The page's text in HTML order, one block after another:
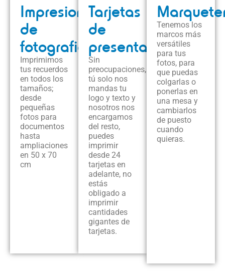
Impresion
de
fotografias
Imprimimos
tus recuerdos
en todos los
tamaños;
desde
pequeñas
fotos para
documentos
hasta
ampliaciones
en 50 x 70
cm
Tarjetas
de
presentación
Sin
preocupaciones,
tú solo nos
mandas tu
logo y texto y
nosotros nos
encargamos
del resto,
puedes
imprimir
desde 24
tarjetas en
adelante, no
estás
obligado a
imprimir
cantidades
gigantes de
tarjetas.
Tenemos los
marcos más
versátiles
para tus
fotos, para
que puedas
colgarlas o
ponerlas en
una mesa y
cambiarlos
de puesto
cuando
quieras.